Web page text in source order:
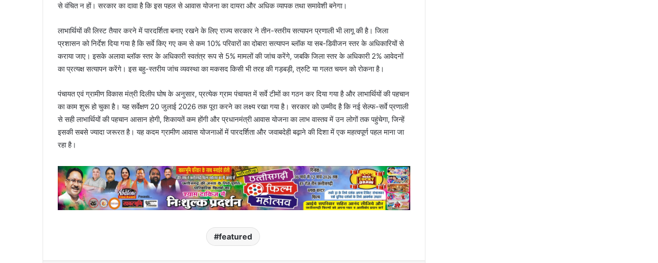
से वंचित न हों। सरकार का दावा है कि इस पहल से आवास योजना का दायरा और अधिक व्यापक तथा समावेशी बनेगा।
लाभार्थियों की लिस्ट तैयार करने में पारदर्शिता बनाए रखने के लिए राज्य सरकार ने तीन-स्तरीय सत्यापन प्रणाली भी लागू की है। जिला
प्रशासन को निर्देश दिया गया है कि सर्वे किए गए कम से कम 10% परिवारों का दोबारा सत्यापन ब्लॉक या सब-डिवीजन स्तर के अधिकारियों से
कराया जाए। इसके अलावा ब्लॉक स्तर के अधिकारी स्वतंत्र रूप से 5% मामलों की जांच करेंगे, जबकि जिला स्तर के अधिकारी 2% आवेदनों
का प्रत्यक्ष सत्यापन करेंगे। इस बहु-स्तरीय जांच व्यवस्था का मकसद किसी भी तरह की गड़बड़ी, त्रुटि या गलत चयन को रोकना है।
पंचायत एवं ग्रामीण विकास मंत्री दिलीप घोष के अनुसार, प्रत्येक ग्राम पंचायत में सर्वे टीमों का गठन कर दिया गया है और लाभार्थियों की पहचान
का काम शुरू हो चुका है। यह सर्वेक्षण 20 जुलाई 2026 तक पूरा करने का लक्ष्य रखा गया है। सरकार को उम्मीद है कि नई सेल्फ-सर्वे प्रणाली
से सही लाभार्थियों की पहचान आसान होगी, शिकायतें कम होंगी और प्रधानमंत्री आवास योजना का लाभ वास्तव में उन लोगों तक पहुंचेगा, जिन्हें
इसकी सबसे ज्यादा जरूरत है। यह कदम ग्रामीण आवास योजनाओं में पारदर्शिता और जवाबदेही बढ़ाने की दिशा में एक महत्वपूर्ण पहल माना जा
रहा है।
featured